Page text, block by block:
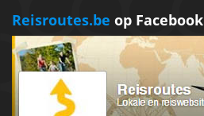
Reisroutes.be op Facebook